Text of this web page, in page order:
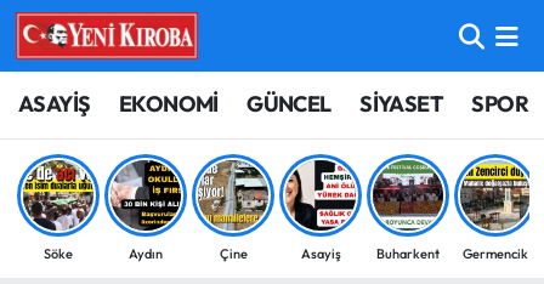
ASAYİŞ EKONOMİ GÜNCEL SİYASET SPOR
Söke Aydın Çine Asayiş Buharkent Germencik
ASAYİŞ
BİLİM-TEKNOLOJİ
ÇEVRE
Aydın Nöbetçi Eczaneler
Aydın Hava Durumu
Aydin Namaz Vakitleri